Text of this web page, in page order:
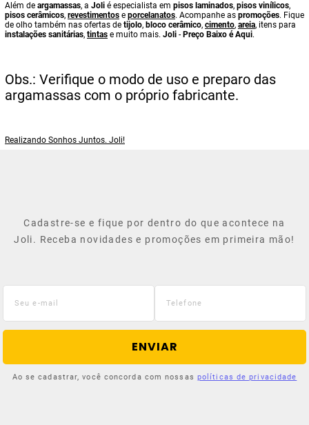
Além de argamassas, a Joli é especialista em pisos laminados, pisos vinílicos,
pisos cerâmicos, revestimentos e porcelanatos. Acompanhe as promoções. Fique
de olho também nas ofertas de tijolo, bloco cerâmico, cimento, areia, itens para
instalações sanitárias, tintas e muito mais. Joli - Preço Baixo é Aqui.
Obs.: Verifique o modo de uso e preparo das
argamassas com o próprio fabricante.
Realizando Sonhos Juntos. Joli!
Cadastre-se e fique por dentro do que acontece na
Joli. Receba novidades e promoções em primeira mão!
ENVIAR
Ao se cadastrar, você concorda com nossas políticas de privacidade